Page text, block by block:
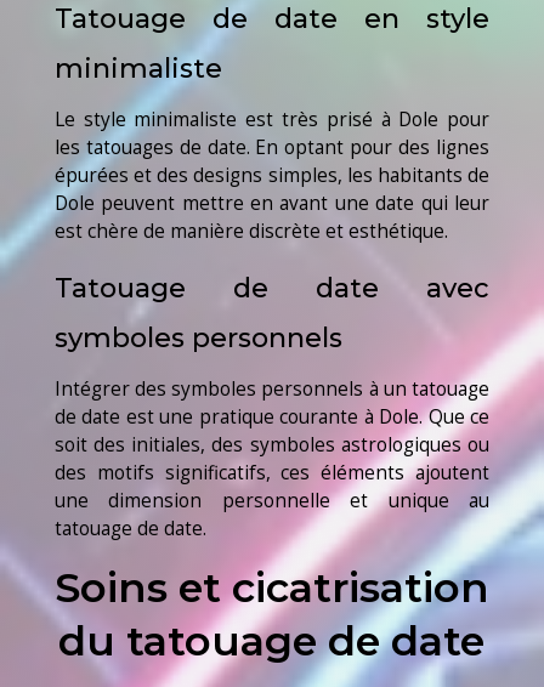
Tatouage de date en style
minimaliste
Le style minimaliste est très prisé à Dole pour
les tatouages de date. En optant pour des lignes
épurées et des designs simples, les habitants de
Dole peuvent mettre en avant une date qui leur
est chère de manière discrète et esthétique.
Tatouage de date avec
symboles personnels
Intégrer des symboles personnels à un tatouage
de date est une pratique courante à Dole. Que ce
soit des initiales, des symboles astrologiques ou
des motifs significatifs, ces éléments ajoutent
une dimension personnelle et unique au
tatouage de date.
Soins et cicatrisation
du tatouage de date